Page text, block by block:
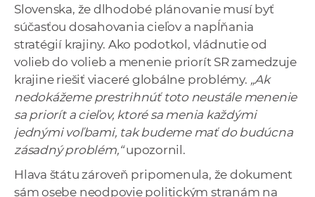
Slovenska, že dlhodobé plánovanie musí byť
súčasťou dosahovania cieľov a napĺňania
stratégií krajiny. Ako podotkol, vládnutie od
volieb do volieb a menenie priorít SR zamedzuje
krajine riešiť viaceré globálne problémy. „Ak
nedokážeme prestrihnúť toto neustále menenie
sa priorít a cieľov, ktoré sa menia každými
jednými voľbami, tak budeme mať do budúcna
zásadný problém,“upozornil.
Hlava štátu zároveň pripomenula, že dokument
sám osebe neodpovie politickým stranám na